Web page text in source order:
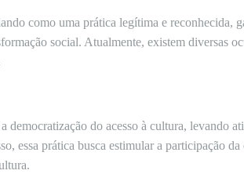
como uma prática legítima e reconhecida,
social. Atualmente, existem diversas
do acesso à cultura, levando
essa prática busca estimular a participação